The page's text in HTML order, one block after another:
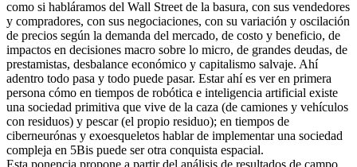
como si habláramos del Wall Street de la basura, con sus vendedores
y compradores, con sus negociaciones, con su variación y oscilación
de precios según la demanda del mercado, de costo y beneficio, de
impactos en decisiones macro sobre lo micro, de grandes deudas, de
prestamistas, desbalance económico y capitalismo salvaje. Ahí
adentro todo pasa y todo puede pasar. Estar ahí es ver en primera
persona cómo en tiempos de robótica e inteligencia artificial existe
una sociedad primitiva que vive de la caza (de camiones y vehículos
con residuos) y pescar (el propio residuo); en tiempos de
ciberneurónas y exoesqueletos hablar de implementar una sociedad
compleja en 5Bis puede ser otra conquista espacial.
Esta ponencia propone a partir del análisis de resultados de campo